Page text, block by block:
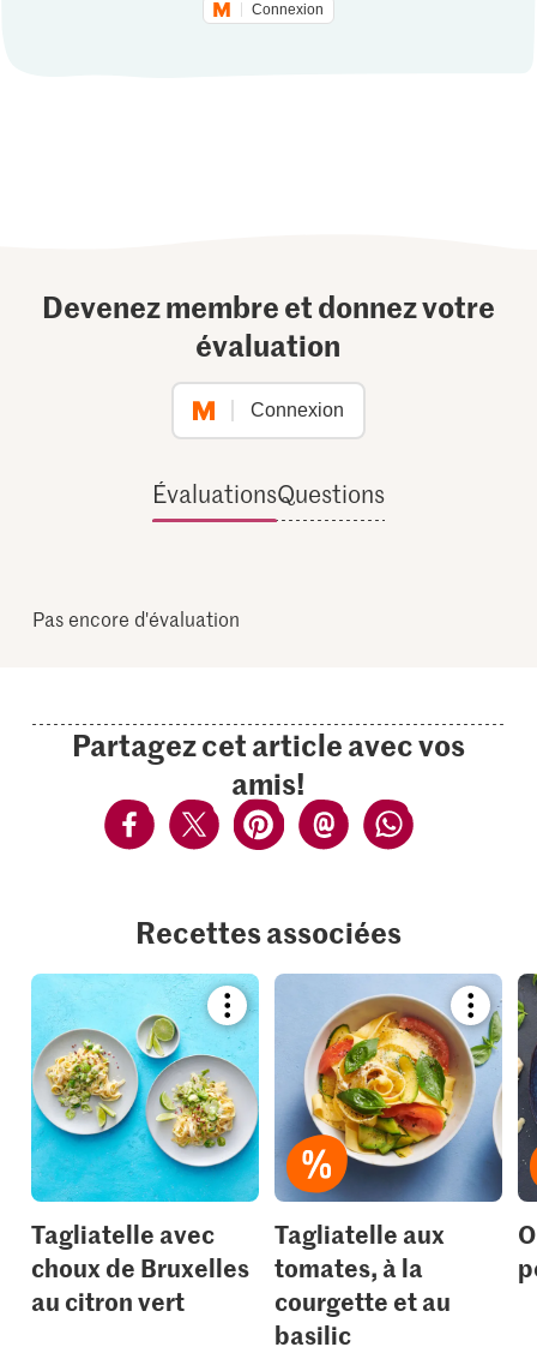
Connexion
Devenez membre et donnez votre
évaluation
Connexion
ÉvaluationsQuestions
Pas encore d'évaluation
Partagez cet article avec vos
amis!
Recettes associées
Bookmark
recipe
or
add
it
to
your
collections.
Tagliatelle avec
choux de Bruxelles
au citron vert
recipe
or
add
it
to
Tagliatelle aux
tomates, à la
courgette et au
basilic